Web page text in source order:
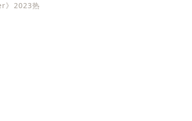
》2023热